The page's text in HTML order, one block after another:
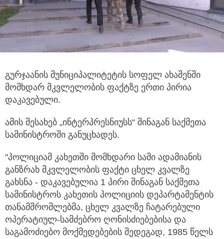
გურჯაანის მუნიციპალიტეტის სოფელ ახაშენში
მომხდარ მკვლელობის ფაქტზე ერთი პირია
დაკავებული.
ამის შესახებ „ინტერპრესნიუსს“ შინაგან საქმეთა
სამინისტროში განუცხადეს.
"პოლიციამ კახეთში მომხდარი სამი ადამიანის
განზრახ მკვლელობის ფაქტი ცხელ კვალზე
გახსნა - დაკავებულია 1 პირი შინაგან საქმეთა
სამინისტროს კახეთის პოლიციის დეპარტამენტის
თანამშრომლებმა, ცხელ კვალზე ჩატარებული
ოპერატიულ-სამძებრო ღონისძიებებისა და
საგამოძიებო მოქმედებების შედეგად, 1985 წელს